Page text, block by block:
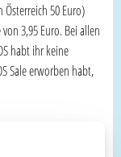
50 Euro)
3,95 Euro. Bei allen
habt ihr keine
Sale erworben habt,